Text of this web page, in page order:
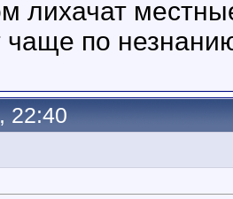
лихачат
по
22:40